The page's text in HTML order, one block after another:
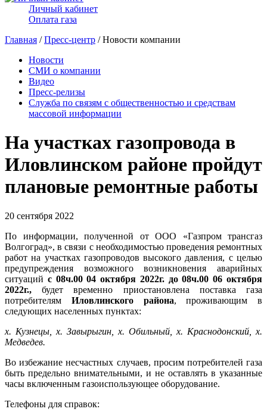
Личный кабинет
Оплата газа
Главная /Пресс-центр / Новости компании
Новости
СМИ о компании
Видео
Пресс-релизы
Служба по связям с общественностью и средствам
массовой информации
На участках газопровода в
Иловлинском районе пройдут
плановые ремонтные работы
20 сентября 2022
По информации, полученной от ООО «Газпром трансгаз
Волгоград», в связи с необходимостью проведения ремонтных
работ на участках газопроводов высокого давления, с целью
предупреждения возможного возникновения аварийных
ситуаций с 08ч.00 04 октября 2022г. до 08ч.00 06 октября
2022г., будет временно приостановлена поставка газа
потребителям Иловлинского района, проживающим в
следующих населенных пунктах:
х. Кузнецы, х. Завырыгин, х. Обильный, х. Краснодонский, х.
Медведев.
Во избежание несчастных случаев, просим потребителей газа
быть предельно внимательными, и не оставлять в указанные
часы включенным газоиспользующее оборудование.
Телефоны для справок: